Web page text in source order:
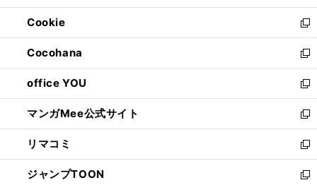
開
く
ウ
で
開
く
ン
ド
ウ
で
開
く
ウ
ィ
ン
ド
ウ
で
開
く
Cookie
新
し
い
ウ
ィ
ン
ド
ウ
で
開
く
Cocohana
新
し
い
ウ
ィ
ン
ド
ウ
で
office YOU
新
し
い
ウ
ィ
ン
ド
マンガMee公式サイト
新
し
い
ウ
ィ
リマコミ
新
し
い
ジャンプTOON 新